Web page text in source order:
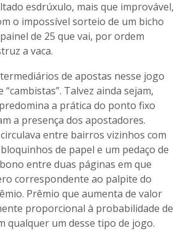
esdrúxulo, mais que improvável,
o impossível sorteio de um bicho
de 25 que vai, por ordem
a vaca.
de apostas nesse jogo
“cambistas”. Talvez ainda sejam,
a prática do ponto fixo
a presença dos apostadores.
entre bairros vizinhos com
de papel e um pedaço de
entre duas páginas em que
correspondente ao palpite do
Prêmio que aumenta de valor
proporcional à probabilidade de
qualquer um desse tipo de jogo.